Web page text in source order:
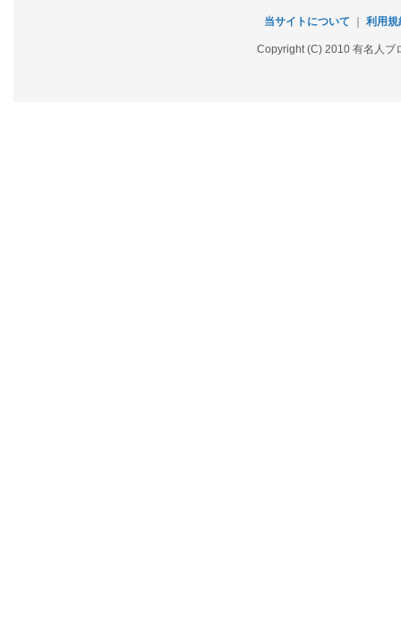
当サイトについて 利用規
Copyright (C) 2010 有名人ブ